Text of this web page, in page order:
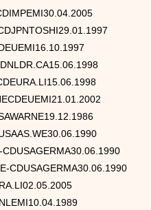
CDUSAGERMA30.06.1990